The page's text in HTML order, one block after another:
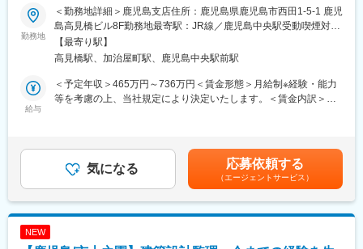
具体的には遠隔臨場（ウェアラブルカメラやネットワークカメラ
を活用し、離れた場所から施工管理を行う）やスマートフォンア
プリを使ってお施主様や施工会社とコミュニケーションを取りな
がら工事を進めていきます。
【研修制度】
当社独自の施工管理者の技術向上を目指した制度として、「建設
変更の範囲：会社の定める業務
■業務概要：
一級建築士として培った設計知識を活かし、建築全体を俯瞰し判
断する専門家へ。住宅から工場・商業施設・ホテルまで幅広い案
件に携わり、法規解釈や適法性判断を通じて市場価値の高い専門
性を磨けるポジションです。
「作る側」の経験を武器に「判断する側」として建築業界を支え
建築確認審査および住宅性能評価業務を担当します。
主な役割は、着工前の設計図面や計算書を確認し、建築基準法や
関連法規への適合性を判断することです。
勤務地
＜勤務地詳細＞鹿児島支店住所：鹿児島県鹿児島市西田1-5-1 鹿児
島高見橋ビル8F勤務地最寄駅：JR線／鹿児島中央駅受動喫煙対
策：屋内全面禁煙変更の範囲：会社の定める事業所
【最寄り駅】
高見橋駅、加治屋町駅、鹿児島中央駅前駅
給与
＜予定年収＞465万円～736万円＜賃金形態＞月給制※経験・能力
等を考慮の上、当社規定により決定いたします。＜賃金内訳＞月
与で支給します。資格内容により支給金額が異なります。(一級建
築士：10,000円、住宅性能評価員：5,000円、一級建築基準適合
判定資格者：25,000円、省エネ適合性判定員：5,000円ほか)賃金
はあくまでも目安の金額であり、選考を通じて上下する可能性が
あります。月給(月額)は固定手当を含めた表記です。
気になる 応募依頼する
（エージェントサービス）
NEW